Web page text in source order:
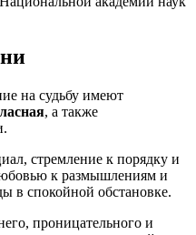
на судьбу имеют
, а также
стремление к порядку и
к размышлениям и
в спокойной обстановке.
проницательного и